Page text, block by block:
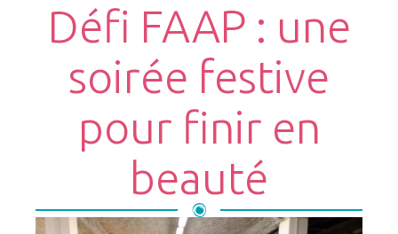
Défi FAAP : une
soirée festive
pour finir en
beauté